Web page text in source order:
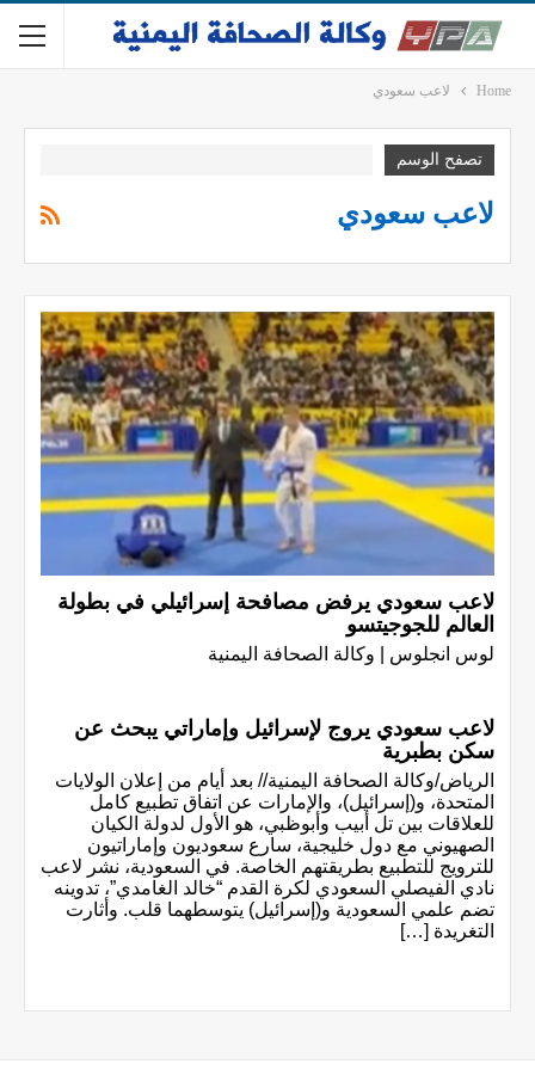
Home لاعب سعودي
تصفح الوسم
لاعب سعودي
لاعب سعودي يرفض مصافحة إسرائيلي في بطولة
العالم للجوجيتسو
لوس انجلوس | وكالة الصحافة اليمنية
لاعب سعودي يروج لإسرائيل وإماراتي يبحث عن
سكن بطبرية
الرياض/وكالة الصحافة اليمنية// بعد أيام من إعلان الولايات
المتحدة، و(إسرائيل)، والإمارات عن اتفاق تطبيع كامل
للعلاقات بين تل أبيب وأبوظبي، هو الأول لدولة الكيان
الصهيوني مع دول خليجية، سارع سعوديون وإماراتيون
للترويج للتطبيع بطريقتهم الخاصة. في السعودية، نشر لاعب
نادي الفيصلي السعودي لكرة القدم “خالد الغامدي”، تدوينه
تضم علمي السعودية و(إسرائيل) يتوسطهما قلب. وأثارت
التغريدة […]